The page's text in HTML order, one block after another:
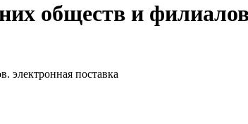
обществ и